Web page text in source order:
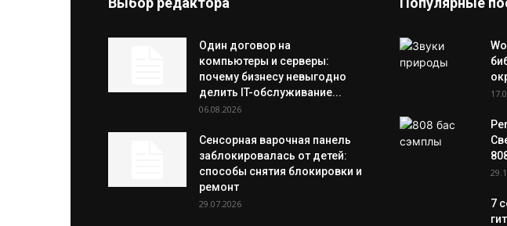
Один договор на
компьютеры и серверы:
почему бизнесу невыгодно
делить IT-обслуживание...
06.08.2026
Сенсорная варочная панель
заблокировалась от детей:
способы снятия блокировки и
ремонт
29.07.2026
7